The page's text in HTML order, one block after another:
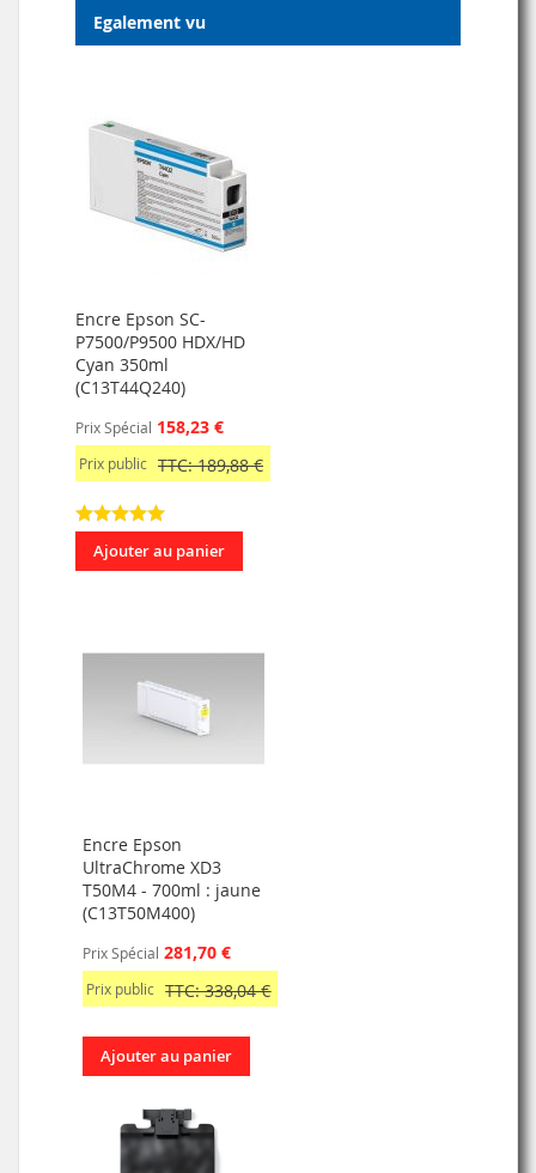
Egalement vu
Encre Epson SC-
P7500/P9500 HDX/HD
Cyan 350ml
(C13T44Q240)
Prix Spécial 158,23 €
Prix public TTC: 189,88 €
Ajouter au panier
Encre Epson
UltraChrome XD3
T50M4 - 700ml : jaune
(C13T50M400)
Prix Spécial 281,70 €
Prix public TTC: 338,04 €
Ajouter au panier